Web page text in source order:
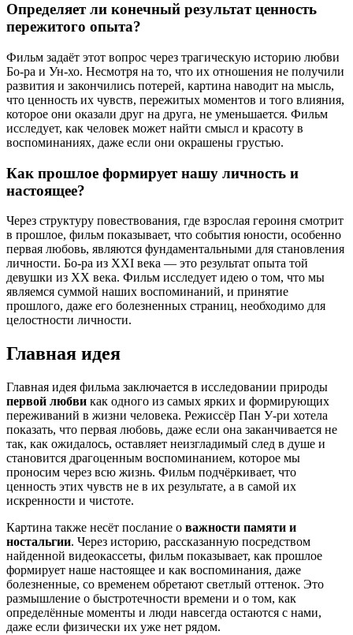
Определяет ли конечный результат ценность
пережитого опыта?
Фильм задаёт этот вопрос через трагическую историю любви
Бо-ра и Ун-хо. Несмотря на то, что их отношения не получили
развития и закончились потерей, картина наводит на мысль,
что ценность их чувств, пережитых моментов и того влияния,
которое они оказали друг на друга, не уменьшается. Фильм
исследует, как человек может найти смысл и красоту в
воспоминаниях, даже если они окрашены грустью.
Как прошлое формирует нашу личность и
настоящее?
Через структуру повествования, где взрослая героиня смотрит
в прошлое, фильм показывает, что события юности, особенно
первая любовь, являются фундаментальными для становления
личности. Бо-ра из XXI века — это результат опыта той
девушки из XX века. Фильм исследует идею о том, что мы
являемся суммой наших воспоминаний, и принятие
прошлого, даже его болезненных страниц, необходимо для
целостности личности.
Главная идея
Главная идея фильма заключается в исследовании природы
первой любви как одного из самых ярких и формирующих
переживаний в жизни человека. Режиссёр Пан У-ри хотела
показать, что первая любовь, даже если она заканчивается не
так, как ожидалось, оставляет неизгладимый след в душе и
становится драгоценным воспоминанием, которое мы
проносим через всю жизнь. Фильм подчёркивает, что
ценность этих чувств не в их результате, а в самой их
искренности и чистоте.
Картина также несёт послание о важности памяти и
ностальгии. Через историю, рассказанную посредством
найденной видеокассеты, фильм показывает, как прошлое
формирует наше настоящее и как воспоминания, даже
болезненные, со временем обретают светлый оттенок. Это
размышление о быстротечности времени и о том, как
определённые моменты и люди навсегда остаются с нами,
даже если физически их уже нет рядом.